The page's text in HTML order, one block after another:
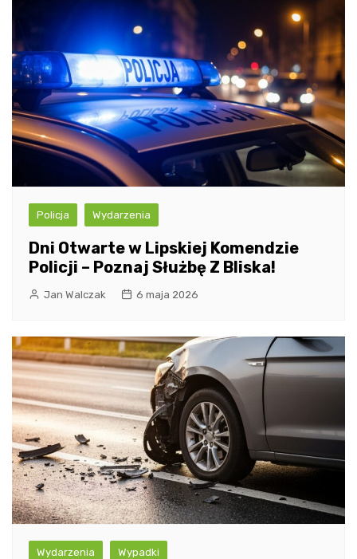
Policja Wydarzenia
Dni Otwarte w Lipskiej Komendzie
Policji – Poznaj Służbę Z Bliska!
Jan Walczak 6 maja 2026
Wydarzenia Wypadki